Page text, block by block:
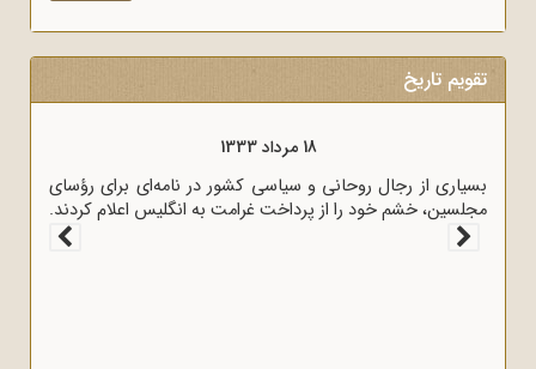
تقویم تاریخ
18 مرداد 1333
بسیاری از رجال روحانی و سیاسی کشور در نامه‌ای برای رؤسای
مجلسین، خشم خود را از پرداخت غرامت به انگلیس اعلام کردند.